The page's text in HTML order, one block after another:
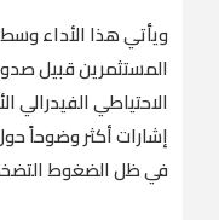
ويأتي هذا الأداء
المستثمرين قبيل
الاحتياطي
إشارات أكثر وضوحاً
في ظل الضغوط